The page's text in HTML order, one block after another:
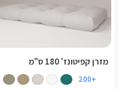
מזרן קפיטונז' 180 ס"מ
+200